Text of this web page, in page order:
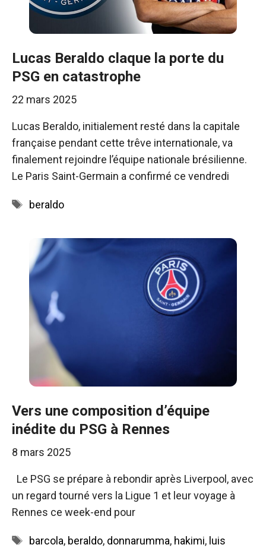
Lucas Beraldo claque la porte du
PSG en catastrophe
22 mars 2025
Lucas Beraldo, initialement resté dans la capitale
française pendant cette trêve internationale, va
finalement rejoindre l’équipe nationale brésilienne.
Le Paris Saint-Germain a confirmé ce vendredi
Étiquettes
beraldo
Vers une composition d’équipe
inédite du PSG à Rennes
8 mars 2025
Le PSG se prépare à rebondir après Liverpool, avec
un regard tourné vers la Ligue 1 et leur voyage à
Rennes ce week-end pour
Étiquettes
barcola, beraldo, donnarumma, hakimi, luis